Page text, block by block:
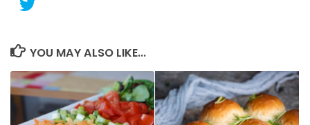
YOU MAY ALSO LIKE...